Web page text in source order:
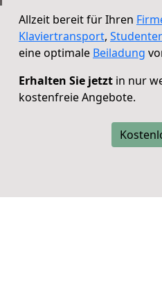
Allzeit bereit für Ihren
Klaviertransport,
eine optimale Beiladung
Erhalten Sie jetzt in nur
kostenfreie Angebote.